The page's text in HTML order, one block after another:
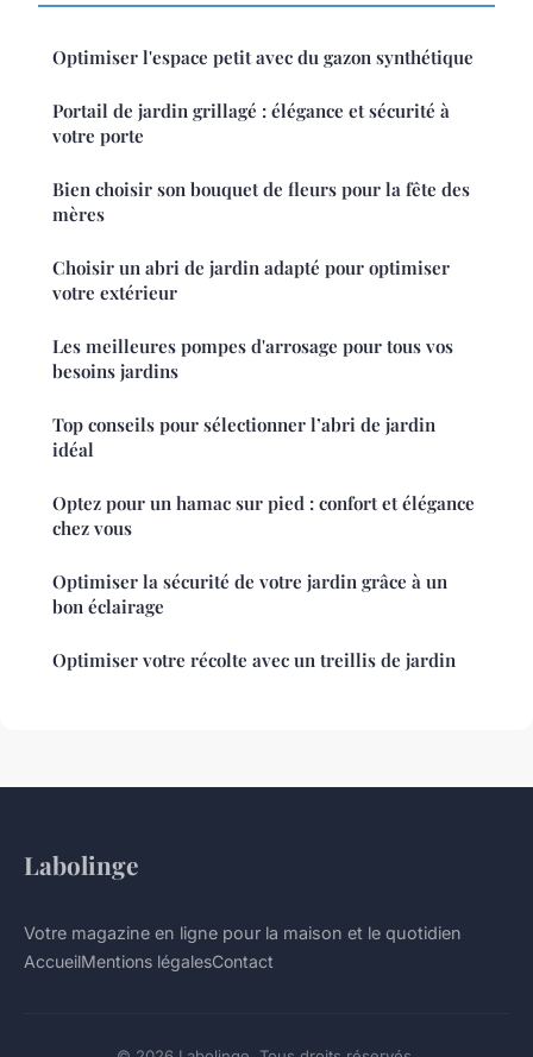
Optimiser l'espace petit avec du gazon synthétique
Portail de jardin grillagé : élégance et sécurité à
votre porte
Bien choisir son bouquet de fleurs pour la fête des
mères
Choisir un abri de jardin adapté pour optimiser
votre extérieur
Les meilleures pompes d'arrosage pour tous vos
besoins jardins
Top conseils pour sélectionner l’abri de jardin
idéal
Optez pour un hamac sur pied : confort et élégance
chez vous
Optimiser la sécurité de votre jardin grâce à un
bon éclairage
Optimiser votre récolte avec un treillis de jardin
Labolinge
Votre magazine en ligne pour la maison et le quotidien
AccueilMentions légalesContact